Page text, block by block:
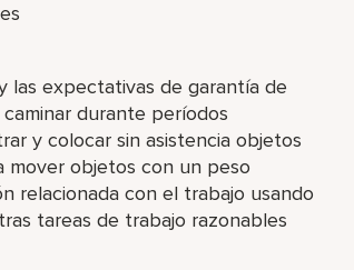
las expectativas de garantía de
durante períodos
y colocar sin asistencia objetos
mover objetos con un peso
relacionada con el trabajo usando
tareas de trabajo razonables